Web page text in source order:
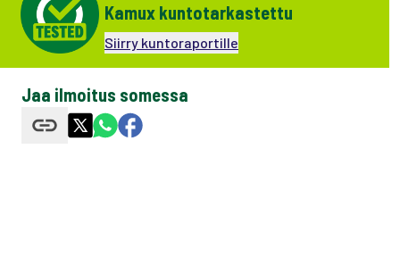
Kamux kuntotarkastettu
Siirry kuntoraportille
Jaa ilmoitus somessa